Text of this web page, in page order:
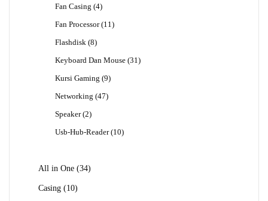
Fan Casing 44
Fan Processor 11 11
Flashdisk 88
Keyboard Dan Mouse 31 31
Kursi Gaming 99
Networking 4747
Speaker 22
Usb-Hub-Reader 1010
All in One 3434
Casing
1010